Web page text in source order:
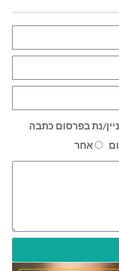
נת בפרסום כתבה
אחר